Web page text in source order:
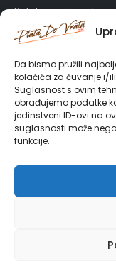
Da bismo pružili
kolačića za čuvanje i/
Suglasnost s ovim
obrađujemo podatke
jedinstveni ID-ovi na
suglasnosti može
funkcije.
Katalog proizvoda
Posao u PlataDoVrata
Izrada web stranica